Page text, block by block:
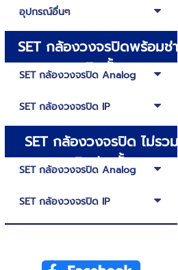
อุปกรณ์อื่นๆ
SET กล้องวงจรปิดพร้อมช่าง
ติดตั้ง
SET กล้องวงจรปิด Analog
SET กล้องวงจรปิด IP
SET กล้องวงจรปิด ไม่รวม
ติดช่างตั้ง
SET กล้องวงจรปิด Analog
SET กล้องวงจรปิด IP